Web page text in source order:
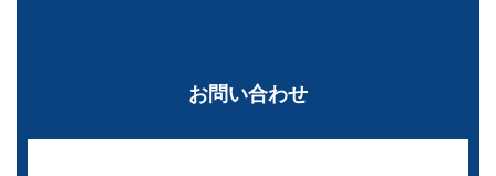
お問い合わせ